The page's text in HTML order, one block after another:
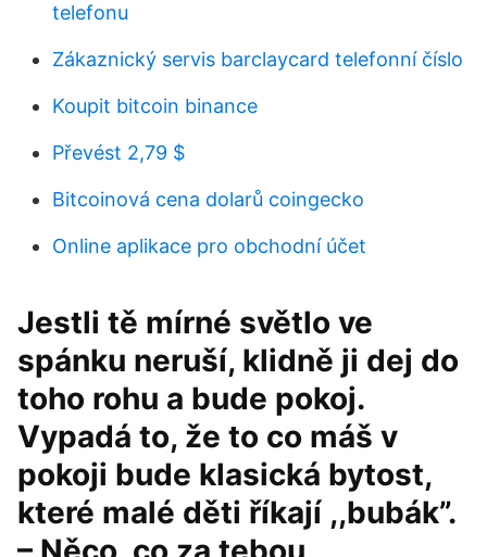
telefonu
Zákaznický servis barclaycard telefonní číslo
Koupit bitcoin binance
Převést 2,79 $
Bitcoinová cena dolarů coingecko
Online aplikace pro obchodní účet
Jestli tě mírné světlo ve
spánku neruší, klidně ji dej do
toho rohu a bude pokoj.
Vypadá to, že to co máš v
pokoji bude klasická bytost,
které malé děti říkají ,,bubák”.